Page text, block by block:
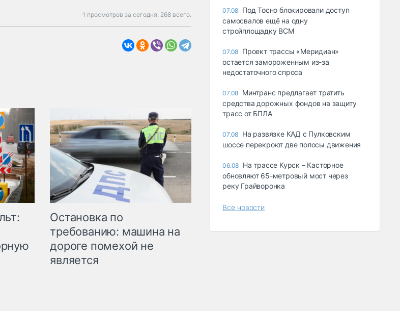
1 просмотров за сегодня, 268 всего.
Остановка по
требованию: машина на
дороге помехой не
является
07.08 Под Тосно блокировали доступ
самосвалов ещё на одну
стройплощадку ВСМ
07.08 Проект трассы «Меридиан»
остается замороженным из-за
недостаточного спроса
07.08 Минтранс предлагает тратить
средства дорожных фондов на защиту
трасс от БПЛА
07.08 На развязке КАД с Пулковским
шоссе перекроют две полосы движения
06.08 На трассе Курск – Касторное
обновляют 65-метровый мост через
реку Грайворонка
Все новости